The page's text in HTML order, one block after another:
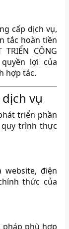
cấp dịch vụ,
tắc hoàn tiền
CÔNG
lợi của
hợp tác.
vụ
triển phần
quy trình thực
website, điện
thức của
pháp phù hợp